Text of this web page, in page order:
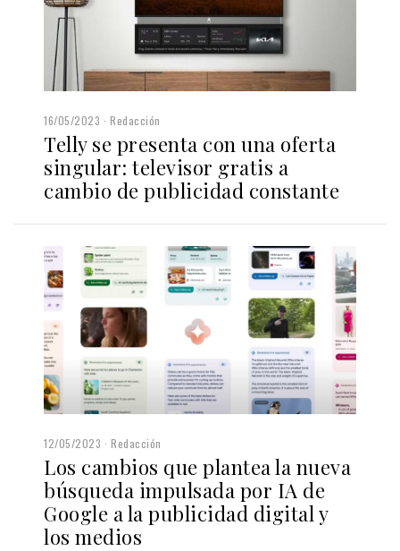
16/05/2023 Redacción
Telly se presenta con una oferta
singular: televisor gratis a
cambio de publicidad constante
12/05/2023 Redacción
Los cambios que plantea la nueva
búsqueda impulsada por IA de
Google a la publicidad digital y
los medios